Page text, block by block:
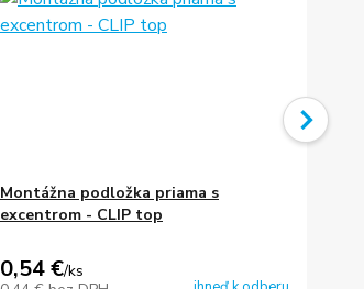
Montážna podložka priama s
excentrom - CLIP top
0,54 €/ks